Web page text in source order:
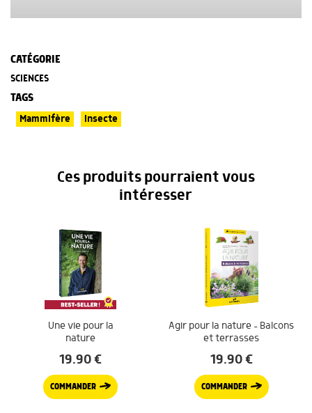
CATÉGORIE
SCIENCES
TAGS
Mammifère Insecte
Ces produits pourraient vous
intéresser
Une vie pour la
nature
19.90€
COMMANDER
Agir pour la nature – Balcons
et terrasses
19.90€
COMMANDER